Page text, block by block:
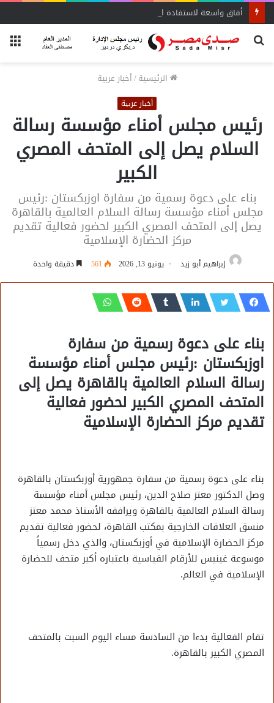
بحث
الرئيسية/أخبار عربية
أخبار عربية
رئيس مجلس أمناء مؤسسة رسالة
السلام يصل إلى المتحف المصري
الكبير
بناء على دعوة رسمية من سفارة اوزبكستان :رئيس
مجلس أمناء مؤسسة رسالة السلام العالمية بالقاهرة
يصل إلى المتحف المصري الكبير لحضور فعالية تقديم
مركز الحضارة الإسلامية
إبراهيم أبو زيد يونيو 13, 2026 561 دقيقة واحدة
بناء على دعوة رسمية من سفارة
اوزبكستان :رئيس مجلس أمناء مؤسسة
رسالة السلام العالمية بالقاهرة يصل إلى
المتحف المصري الكبير لحضور فعالية
تقديم مركز الحضارة الإسلامية
بناء على دعوة رسمية من سفارة جمهورية أوزبكستان بالقاهرة
وصل الدكتور معتز صلاح الدين، رئيس مجلس أمناء مؤسسة
رسالة السلام العالمية بالقاهرة ويرافقه الأستاذ محمد معتز
منسق العلاقات الخارجية بمكتب القاهرة، لحضور فعالية تقديم
مركز الحضارة الإسلامية في أوزبكستان، والذي دخل رسمياً
موسوعة غينيس للأرقام القياسية باعتباره أكبر متحف للحضارة
الإسلامية في العالم.
تقام الفعالية بدءا من السادسة مساء اليوم السبت بالمتحف
المصري الكبير بالقاهرة.